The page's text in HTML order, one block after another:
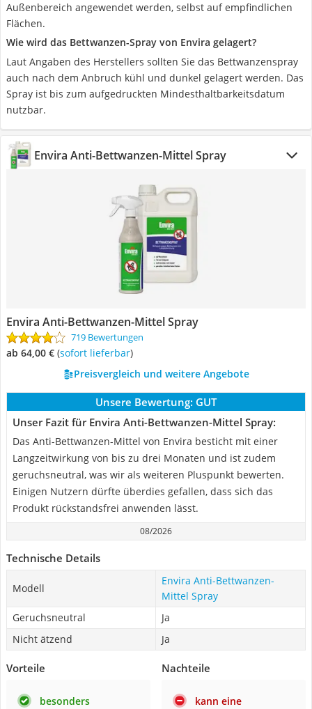
Außenbereich angewendet werden, selbst auf empfindlichen
Flächen.
Wie wird das Bettwanzen-Spray von Envira gelagert?
Laut Angaben des Herstellers sollten Sie das Bettwanzenspray
auch nach dem Anbruch kühl und dunkel gelagert werden. Das
Spray ist bis zum aufgedruckten Mindesthaltbarkeitsdatum
nutzbar.
Envira Anti-Bettwanzen-Mittel Spray
Envira Anti-Bettwanzen-Mittel Spray
719 Bewertungen
ab 64,00 € ( Sofort lieferbar)
Preisvergleich und weitere Angebote
Unsere Bewertung: GUT
Unser Fazit für Envira Anti-Bettwanzen-Mittel Spray:
Das Anti-Bettwanzen-Mittel von Envira besticht mit einer
Langzeitwirkung von bis zu drei Monaten und ist zudem
geruchsneutral, was wir als weiteren Pluspunkt bewerten.
Einigen Nutzern dürfte überdies gefallen, dass sich das
Produkt rückstandsfrei anwenden lässt.
08/2026
Technische Details
Modell
Envira Anti-Bettwanzen-
Mittel Spray
Geruchsneutral
Ja
Nicht ätzend
Ja
Vorteile
besonders
Nachteile
kann eine